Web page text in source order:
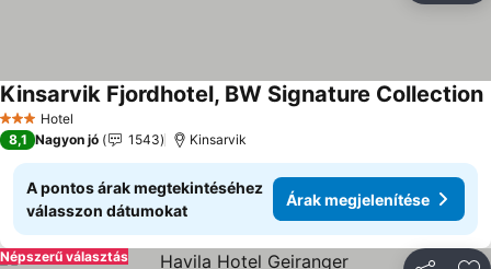
3 Kategória
Hotel
Kinsarvik Fjordhotel, BW Signature Collection
8,1 Nagyon jó 1543 Kinsarvik
A pontos árak megtekintéséhez
válasszon dátumokat
Árak megjelenítése
Népszerű választás